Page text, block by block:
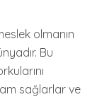
olmanın
Bu
sağlarlar ve